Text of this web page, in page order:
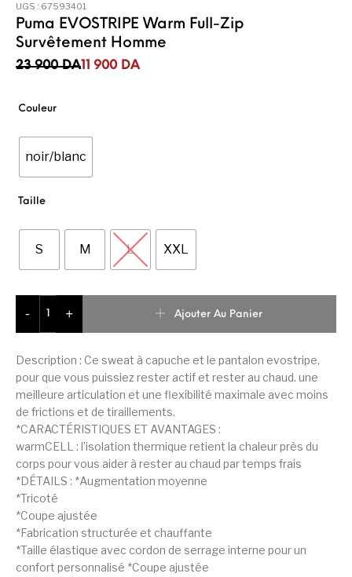
Puma EVOSTRIPE Warm Full-Zip
Survêtement Homme
23 900 DA
Le prix initial était : 23 900DA.
11 900 DA
Le prix actuel est : 11 900DA.
Description : Ce sweat à capuche et le pantalon evostripe,
pour que vous puissiez rester actif et rester au chaud. une
meilleure articulation et une flexibilité maximale avec moins
de frictions et de tiraillements.
*CARACTÉRISTIQUES ET AVANTAGES :
warmCELL : l’isolation thermique retient la chaleur près du
corps pour vous aider à rester au chaud par temps frais
*DÉTAILS : *Augmentation moyenne
*Tricoté
*Coupe ajustée
*Fabrication structurée et chauffante
*Taille élastique avec cordon de serrage interne pour un
confort personnalisé *Coupe ajustée
Couleur
noir/blanc
Taille
S M L XXL
-
+
Ajouter Au Panier
UGS : 67593401